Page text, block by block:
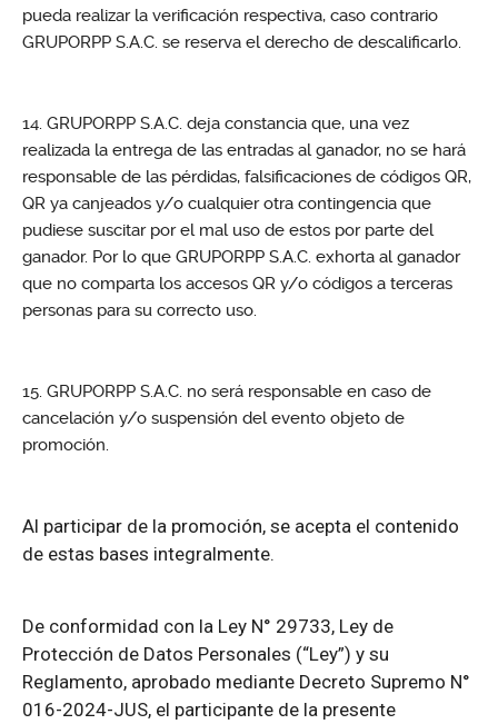
pueda realizar la verificación respectiva, caso contrario
GRUPORPP S.A.C. se reserva el derecho de descalificarlo.
GRUPORPP S.A.C. deja constancia que, una vez
realizada la entrega de las entradas al ganador, no se hará
responsable de las pérdidas, falsificaciones de códigos QR,
QR ya canjeados y/o cualquier otra contingencia que
pudiese suscitar por el mal uso de estos por parte del
ganador. Por lo que GRUPORPP S.A.C. exhorta al ganador
que no comparta los accesos QR y/o códigos a terceras
personas para su correcto uso.
GRUPORPP S.A.C. no será responsable en caso de
cancelación y/o suspensión del evento objeto de
promoción.
Al participar de la promoción, se acepta el contenido
de estas bases integralmente.
De conformidad con la Ley N° 29733, Ley de
Protección de Datos Personales (“Ley”) y su
Reglamento, aprobado mediante Decreto Supremo N°
016-2024-JUS, el participante de la presente